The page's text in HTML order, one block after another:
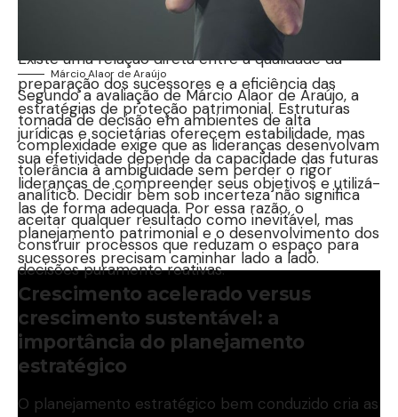
devem ser planejados em conjunto?
Existe uma relação direta entre a qualidade da
preparação dos sucessores e a eficiência das
estratégias de proteção patrimonial. Estruturas
jurídicas e societárias oferecem estabilidade, mas
sua efetividade depende da capacidade das futuras
lideranças de compreender seus objetivos e utilizá-
las de forma adequada. Por essa razão, o
planejamento patrimonial e o desenvolvimento dos
sucessores precisam caminhar lado a lado.
Márcio Alaor de Araújo
Segundo a avaliação de Márcio Alaor de Araújo, a
tomada de decisão em ambientes de alta
complexidade exige que as lideranças desenvolvam
tolerância à ambiguidade sem perder o rigor
analítico. Decidir bem sob incerteza não significa
aceitar qualquer resultado como inevitável, mas
construir processos que reduzam o espaço para
decisões puramente reativas.
Crescimento acelerado versus
crescimento sustentável: a
importância do planejamento
estratégico
O planejamento estratégico bem conduzido cria as